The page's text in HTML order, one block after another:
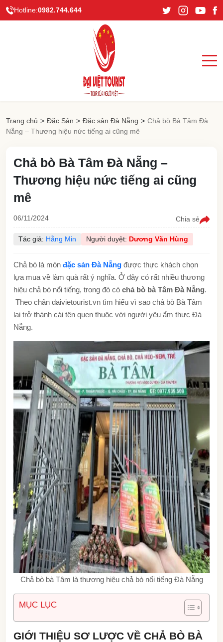
Hotline:0982.744.644
Trang chủ > Đặc Sản > Đặc sản Đà Nẵng > Chả bò Bà Tâm Đà
Nẵng – Thương hiệu nức tiếng ai cũng mê
Chả bò Bà Tâm Đà Nẵng –
Thương hiệu nức tiếng ai cũng
mê
06/11/2024 Chia sẻ
Tác giả: Hằng Min Người duyệt: Dương Văn Hùng
Chả bò là món đặc sản Đà Nẵng được thực khách chọn
lựa mua về làm quà rất ý nghĩa. Ở đây có rất nhiều thương
hiệu chả bò nổi tiếng, trong đó có chả bò bà Tâm Đà Nẵng.
Theo chân daivietourist.vn tìm hiểu vì sao chả bò Bà Tâm
lại trở thành cái tên quen thuộc với người yêu ẩm thực Đà
Nẵng.
Chả bò bà Tâm là thương hiệu chả bò nổi tiếng Đà Nẵng
MỤC LỤC
GIỚI THIỆU SƠ LƯỢC VỀ CHẢ BÒ BÀ